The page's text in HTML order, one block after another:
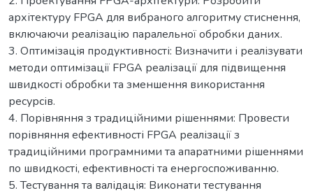
архітектуру FPGA для вибраного алгоритму стиснення,
включаючи реалізацію паралельної обробки даних.
3. Оптимізація продуктивності: Визначити і реалізувати
методи оптимізації FPGA реалізації для підвищення
швидкості обробки та зменшення використання
ресурсів.
4. Порівняння з традиційними рішеннями: Провести
порівняння ефективності FPGA реалізації з
традиційними програмними та апаратними рішеннями
по швидкості, ефективності та енергоспоживанню.
5. Тестування та валідація: Виконати тестування